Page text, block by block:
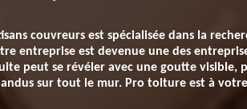
couvreurs est spécialisée dans la
entreprise est devenue une des
peut se révéler avec une goutte
sur tout le mur. Pro toiture est à